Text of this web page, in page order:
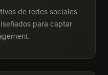
de redes sociales
para captar